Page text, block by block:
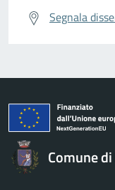
Segnala
Comune